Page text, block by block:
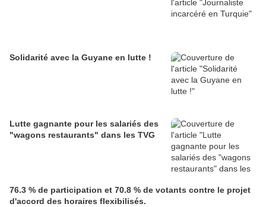
Solidarité avec la Guyane en lutte !
Lutte gagnante pour les salariés des
"wagons restaurants" dans les TVG
76.3 % de participation et 70.8 % de votants contre le projet
d'accord des horaires flexibilisés.